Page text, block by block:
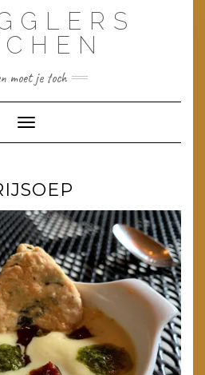
moet je toch
Toggle navigatie